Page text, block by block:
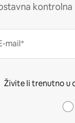
kontrolna
mail*
Živite li trenutno u